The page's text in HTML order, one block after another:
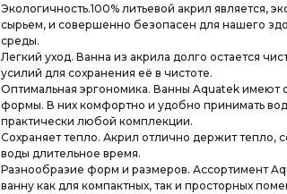
Экологичность.100% литьевой акрил является,
сырьем, и совершенно безопасен для нашего
среды.
Легкий уход. Ванна из акрила долго остается
усилий для сохранения её в чистоте.
Оптимальная эргономика. Ванны Aquatek имеют
формы. В них комфортно и удобно принимать
практически любой комплекции.
Сохраняет тепло. Акрил отлично держит тепло,
воды длительное время.
Разнообразие форм и размеров. Ассортимент
ванну как для компактных, так и просторных